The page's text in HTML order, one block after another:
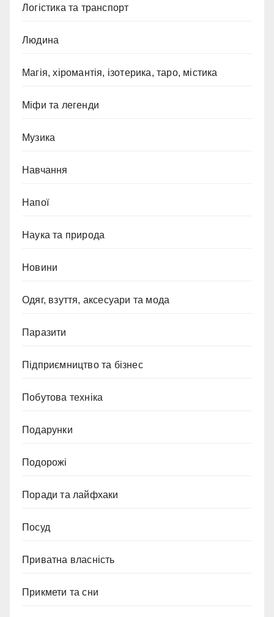
Логістика та транспорт
Людина
Магія, хіромантія, ізотерика, таро, містика
Міфи та легенди
Музика
Навчання
Напої
Наука та природа
Новини
Одяг, взуття, аксесуари та мода
Паразити
Підприємництво та бізнес
Побутова техніка
Подарунки
Подорожі
Поради та лайфхаки
Посуд
Приватна власність
Прикмети та сни